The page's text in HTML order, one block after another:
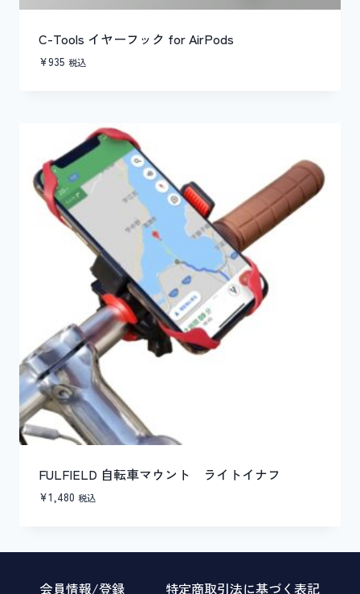
C-Tools イヤーフック for AirPods
¥935 税込
FULFIELD 自転車マウント ライトイナフ
¥1,480 税込
会員情報/登録 特定商取引法に基づく表記